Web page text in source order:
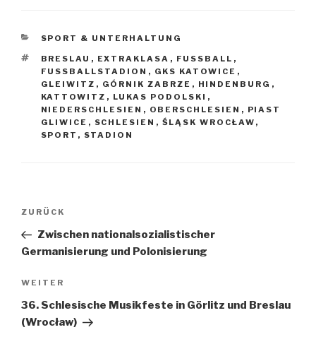
KATEGORIEN
SPORT & UNTERHALTUNG
SCHLAGWÖRTER
BRESLAU , EXTRAKLASA , FUSSBALL
,
FUSSBALLSTADION
, GKS KATOWICE ,
GLEIWITZ , GÓRNIK ZABRZE , HINDENBURG ,
KATTOWITZ , LUKAS PODOLSKI ,
NIEDERSCHLESIEN , OBERSCHLESIEN , PIAST
GLIWICE , SCHLESIEN , ŚLĄSK WROCŁAW ,
SPORT , STADION
Beitragsnavigation
Vorheriger
Beitrag
ZURÜCK
Zwischen nationalsozialistischer
Germanisierung und Polonisierung
Nächster
Beitrag
WEITER
36. Schlesische Musikfeste in Görlitz und Breslau
(Wrocław)